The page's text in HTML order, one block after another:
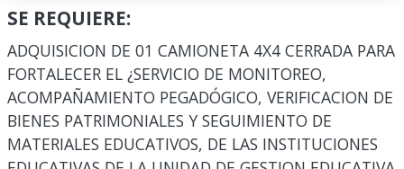
SE REQUIERE:
ADQUISICION DE 01 CAMIONETA 4X4 CERRADA PARA
FORTALECER EL ¿SERVICIO DE MONITOREO,
ACOMPAÑAMIENTO PEGADÓGICO, VERIFICACION DE
BIENES PATRIMONIALES Y SEGUIMIENTO DE
MATERIALES EDUCATIVOS, DE LAS INSTITUCIONES